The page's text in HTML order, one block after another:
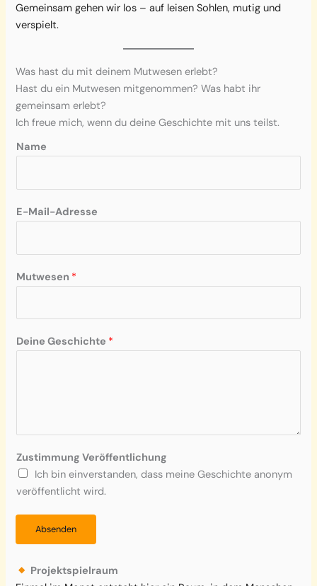
Gemeinsam gehen wir los – auf leisen Sohlen, mutig und
verspielt.
Was hast du mit deinem Mutwesen erlebt?
Hast du ein Mutwesen mitgenommen? Was habt ihr
gemeinsam erlebt?
Ich freue mich, wenn du deine Geschichte mit uns teilst.
Name
E-Mail-Adresse
G
e
c
h
i
Z
u
s
t
m
n
Mutwesen *
Deine Geschichte *
Zustimmung Veröffentlichung
Ich bin einverstanden, dass meine Geschichte anonym
veröffentlicht wird.
Absenden
Projektspielraum